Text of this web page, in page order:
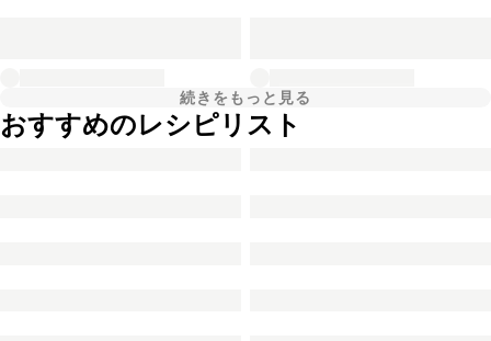
続きをもっと見る
おすすめのレシピリスト